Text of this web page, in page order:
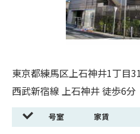
東京都練馬区上石神井1丁目
西武新宿線 上石神井 徒歩6分
号室 家賃